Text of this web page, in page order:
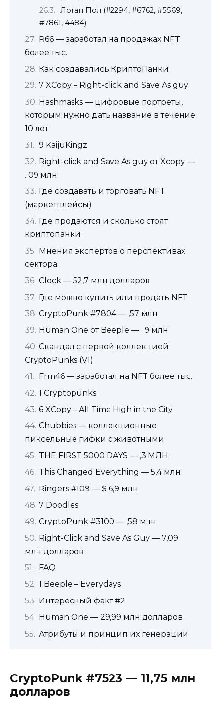
Логан Пол (#2294, #6762, #5569,
#7861, 4484)
R66 — заработал на продажах NFT
более тыс.
Как создавались КриптоПанки
7 XCopy – Right-click and Save As guy
Hashmasks — цифровые портреты,
которым нужно дать название в течение
10 лет
9 KaijuKingz
Right-click and Save As guy от Xcopy —
. 09 млн
Где создавать и торговать NFT
(маркетплейсы)
Где продаются и сколько стоят
криптопанки
Мнения экспертов о перспективах
сектора
Clock — 52,7 млн долларов
Где можно купить или продать NFT
CryptoPunk #7804 — ,57 млн
Human One от Beeple — . 9 млн
Скандал с первой коллекцией
CryptoPunks (V1)
Frm46 — заработал на NFT более тыс.
1 Cryptopunks
6 XCopy – All Time High in the City
Chubbies — коллекционные
пиксельные гифки с животными
THE FIRST 5000 DAYS — ,3 МЛН
This Changed Everything — 5,4 млн
Ringers #109 — $ 6,9 млн
7 Doodles
CryptoPunk #3100 — ,58 млн
Right-Click and Save As Guy — 7,09
млн долларов
FAQ
1 Beeple – Everydays
Интересный факт #2
Human One — 29,99 млн долларов
Атрибуты и принцип их генерации
CryptoPunk #7523 — 11,75 млн
долларов